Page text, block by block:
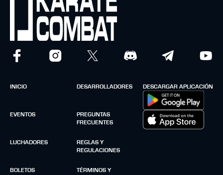
INICIO
EVENTOS
LUCHADORES
BOLETOS
DESARROLLADORES
PREGUNTAS
FRECUENTES
REGLAS Y
REGULACIONES
TÉRMINOS Y
DESCARGAR APLICACIÓN